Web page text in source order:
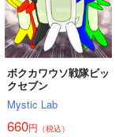
サンプル
作品詳細
ボクカワウソ戦隊ビッ
クセブン
Mystic Lab
660円 （税込）